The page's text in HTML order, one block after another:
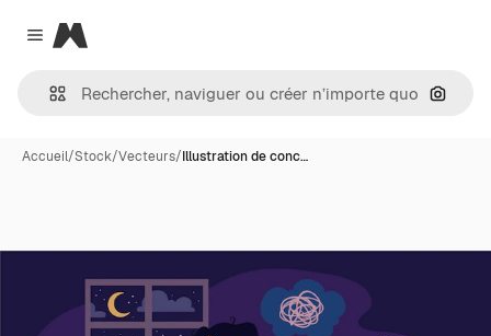
Close menu
Magnific
Accueil/Stock/Vecteurs/Illustration de conc…